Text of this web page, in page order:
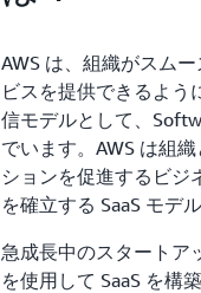
AWS は、組織がスム
ビスを提供できるよう
信モデルとして、
でいます。AWS は組
ションを促進するビジ
を確立する SaaS モデ
急成長中のスタートア
を使用して SaaS を構